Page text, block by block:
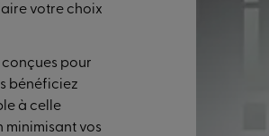
votre choix
pour
bénéficiez
à celle
minimisant vos